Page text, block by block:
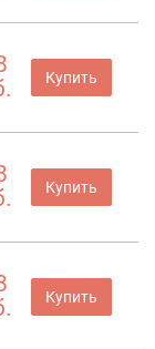
Купить
Купить
Купить